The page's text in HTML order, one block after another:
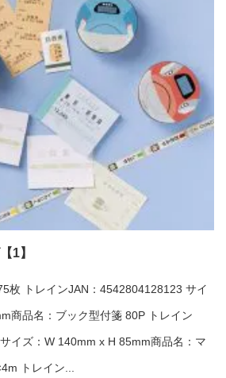
1】
枚 トレインJAN：4542804128123 サイ
商品名：ブック型付箋 80P トレイン
イズ：W 140mm x H 85mm商品名：マ
トレイン...